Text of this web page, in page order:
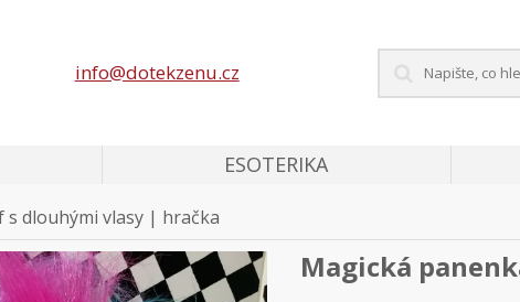
info@dotekzenu.cz
ESOTERIKA
s dlouhými vlasy | hračka
Magická